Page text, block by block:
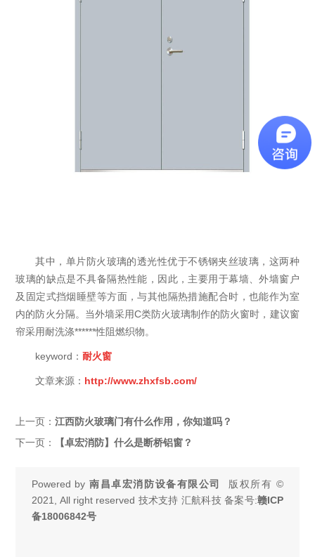
其中，单片防火玻璃的透光性优于不锈钢夹丝玻璃，这两种
玻璃的缺点是不具备隔热性能，因此，主要用于幕墙、外墙窗户
及固定式挡烟睡壁等方面，与其他隔热措施配合时，也能作为室
内的防火分隔。当外墙采用C类防火玻璃制作的防火窗时，建议窗
帘采用耐洗涤******性阻燃织物。
keyword：耐火窗
文章来源： http://www.zhxfsb.com/
上一页：江西防火玻璃门有什么作用，你知道吗？
下一页：
【卓宏消防】什么是断桥铝窗？
Powered by 南昌卓宏消防设备有限公司
版权所有 ©
2021, All right reserved 技术支持 汇航科技 备案号:赣ICP
备18006842号